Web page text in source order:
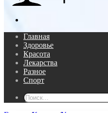
Главная
Здоровье
Красота
Лекарства
Разное
Спорт